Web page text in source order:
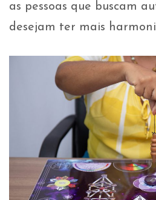
as pessoas que buscam
desejam ter mais